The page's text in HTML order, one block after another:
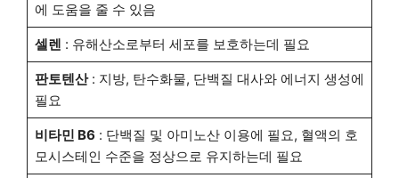
에 도움을 줄 수 있음
셀렌 : 유해산소로부터 세포를 보호하는데 필요
판토텐산: 지방, 탄수화물, 단백질 대사와 에너지 생성에
필요
비타민 B6 : 단백질 및 아미노산 이용에 필요, 혈액의 호
모시스테인 수준을 정상으로 유지하는데 필요